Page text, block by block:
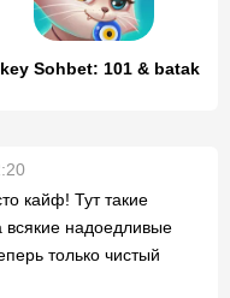
Sohbet: 101 & batak
кайф! Тут такие
всякие надоедливые
только чистый